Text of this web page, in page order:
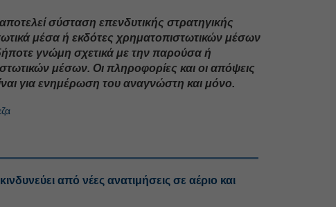
σύσταση επενδυτικής στρατηγικής
μέσα ή εκδότες χρηματοπιστωτικών μέσων
γνώμη σχετικά με την παρούσα ή
μέσων. Οι πληροφορίες και οι απόψεις
για ενημέρωση του αναγνώστη και μόνο.
από νέες ανατιμήσεις σε αέριο και